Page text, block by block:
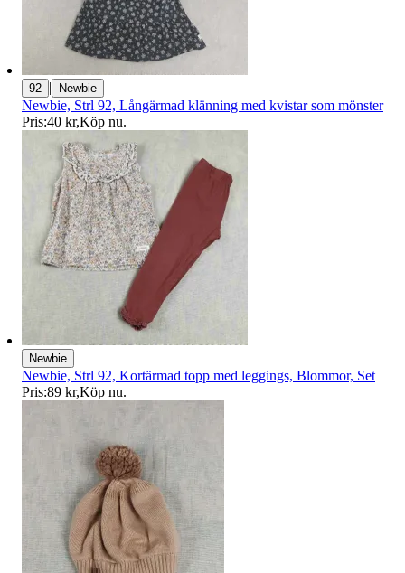
92 | Newbie
Newbie, Strl 92, Långärmad klänning med kvistar som mönster
Pris:40 kr,Köp nu.
Newbie
Newbie, Strl 92, Kortärmad topp med leggings, Blommor, Set
Pris:89 kr,Köp nu.